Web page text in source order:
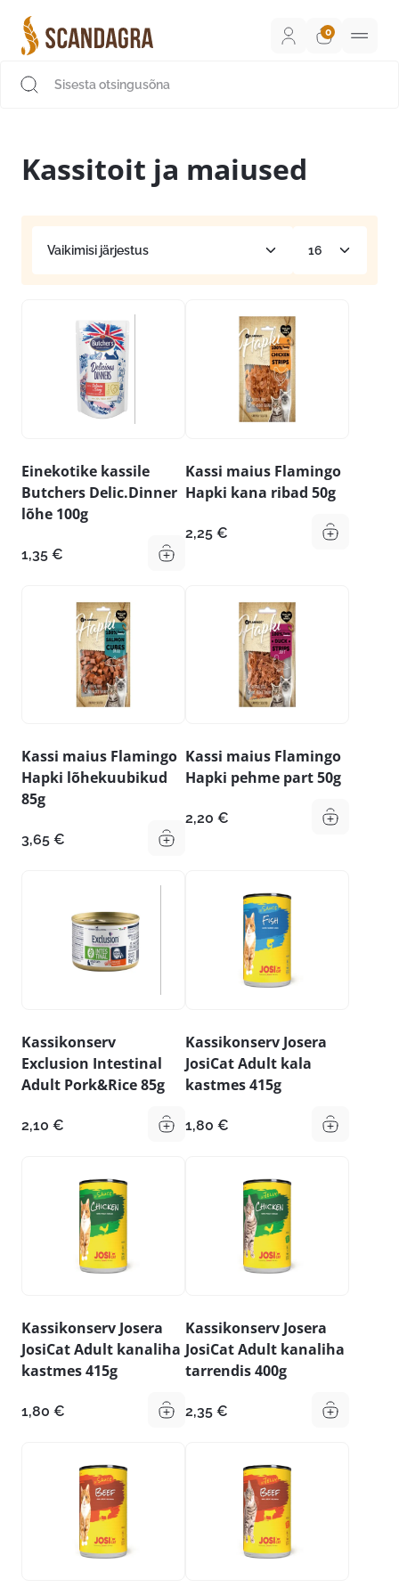
sisu
juurde
Kassitoit ja maiused
Einekotike kassile
Butchers Delic.Dinner
lõhe 100g
1,35 €
Kassi maius Flamingo
Hapki kana ribad 50g
2,25 €
Kassi maius Flamingo
Hapki lõhekuubikud
85g
3,65 €
Kassi maius Flamingo
Hapki pehme part 50g
2,20 €
Kassikonserv
Exclusion Intestinal
Adult Pork&Rice 85g
2,10 €
Kassikonserv Josera
JosiCat Adult kala
kastmes 415g
1,80 €
Kassikonserv Josera
JosiCat Adult kanaliha
kastmes 415g
1,80 €
Kassikonserv Josera
JosiCat Adult kanaliha
tarrendis 400g
2,35 €